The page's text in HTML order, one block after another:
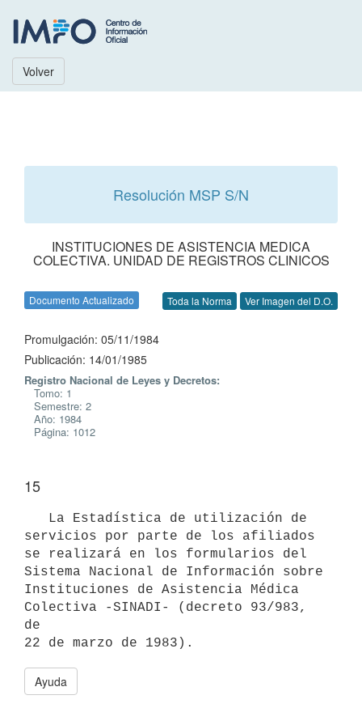
Volver
Resolución MSP S/N
INSTITUCIONES DE ASISTENCIA MEDICA
COLECTIVA. UNIDAD DE REGISTROS CLINICOS
Documento Actualizado Toda la Norma Ver Imagen del D.O.
Promulgación: 05/11/1984
Publicación: 14/01/1985
Registro Nacional de Leyes y Decretos:
Tomo: 1
Semestre: 2
Año: 1984
Página: 1012
15
servicios por parte de los afiliados
se realizará en los formularios del
Sistema Nacional de Información sobre
Instituciones de Asistencia Médica
Colectiva -SINADI- (decreto 93/983,
de
Ayuda